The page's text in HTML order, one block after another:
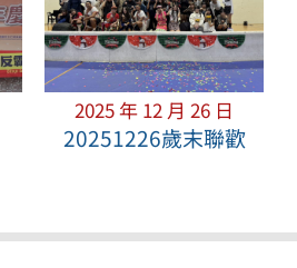
2025 年 12 月 26 日
20251226歲末聯歡